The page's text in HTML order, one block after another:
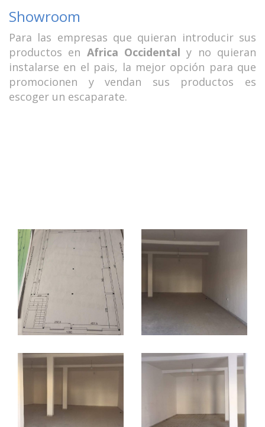
Showroom
Para las empresas que quieran introducir sus
productos en Africa Occidental y no quieran
instalarse en el pais, la mejor opción para que
promocionen y vendan sus productos es
escoger un escaparate.